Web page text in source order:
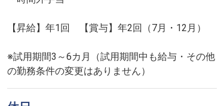
【昇給】年1回 【賞与】年2回（7月・12月）
※試用期間3～6カ月（試用期間中も給与・その他
の勤務条件の変更はありません）